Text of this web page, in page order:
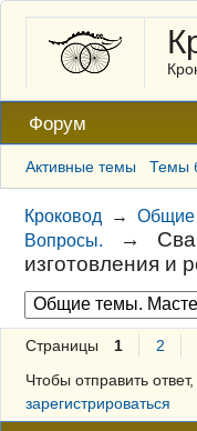
Форум
Активные темы Темы
Кроковод →Общие
Вопросы.
→
изготовления и
Страницы 1 2
Чтобы отправить
зарегистрироваться